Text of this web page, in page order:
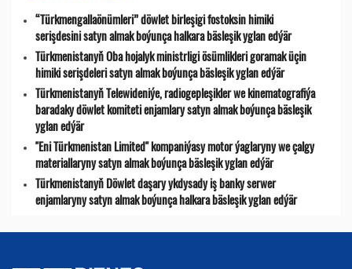
“Türkmengallaönümleri” döwlet birleşigi fostoksin himiki
serişdesini satyn almak boýunça halkara bäsleşik yglan edýär
Türkmenistanyň Oba hojalyk ministrligi ösümlikleri goramak üçin
himiki serişdeleri satyn almak boýunça bäsleşik yglan edýär
Türkmenistanyň Telewideniýe, radio­gepleşikler we kinematografiýa
baradaky döwlet komiteti enjamlary satyn almak boýunça bäsleşik
yglan edýär
"Eni Türkmenistan Limited" kompaniýasy motor ýaglaryny we çalgy
materiallaryny satyn almak boýunça bäsleşik yglan edýär
Türkmenistanyň Döwlet daşary ykdysady iş banky serwer
enjamlaryny satyn almak boýunça halkara bäsleşik yglan edýär